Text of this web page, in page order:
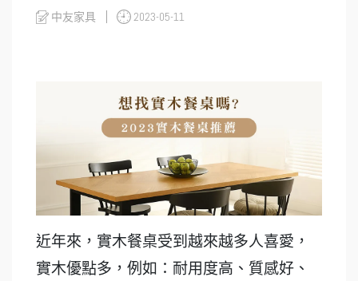
中友家具 2023-05-11
近年來，實木餐桌受到越來越多人喜愛，
實木優點多，例如：耐用度高、質感好、